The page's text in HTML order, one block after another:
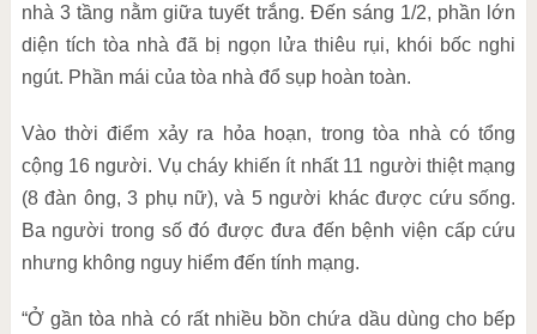
nhà 3 tầng nằm giữa tuyết trắng. Đến sáng 1/2, phần lớn
diện tích tòa nhà đã bị ngọn lửa thiêu rụi, khói bốc nghi
ngút. Phần mái của tòa nhà đổ sụp hoàn toàn.
Vào thời điểm xảy ra hỏa hoạn, trong tòa nhà có tổng
cộng 16 người. Vụ cháy khiến ít nhất 11 người thiệt mạng
(8 đàn ông, 3 phụ nữ), và 5 người khác được cứu sống.
Ba người trong số đó được đưa đến bệnh viện cấp cứu
nhưng không nguy hiểm đến tính mạng.
“Ở gần tòa nhà có rất nhiều bồn chứa dầu dùng cho bếp